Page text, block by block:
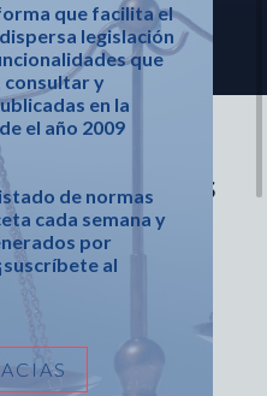
que facilita el
legislación
que
y
en la
el año 2009
de normas
cada semana y
por
al
DE BÚSQUEDA
de
y Minas
No. 64
Minas